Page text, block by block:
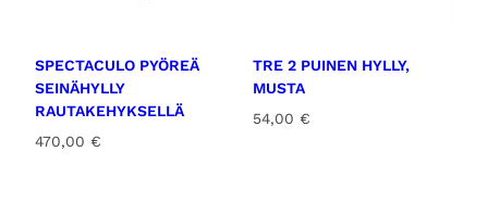
SPECTACULO PYÖREÄ
SEINÄHYLLY
RAUTAKEHYKSELLÄ
470,00 €
TRE 2 PUINEN HYLLY,
MUSTA
54,00 €